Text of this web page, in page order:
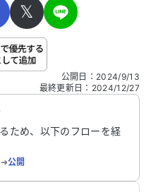
。氏名やご自身の病気の詳細な
る
𝕏
公開日 ： 2024/9/13
最終更新日 ： 2024/12/27
ため、以下のフローを経
➔公開